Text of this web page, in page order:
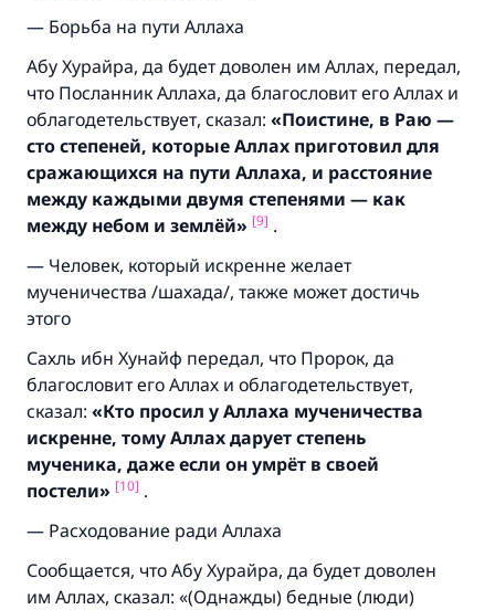
— Борьба на пути Аллаха
Абу Хурайра, да будет доволен им Аллах, передал,
что Посланник Аллаха, да благословит его Аллах и
облагодетельствует, сказал: «Поистине, в Раю —
сто степеней, которые Аллах приготовил для
сражающихся на пути Аллаха, и расстояние
между каждыми двумя степенями — как
между небом и землёй» [9] .
— Человек, который искренне желает
мученичества /шахада/, также может достичь
этого
Сахль ибн Хунайф передал, что Пророк, да
благословит его Аллах и облагодетельствует,
сказал: «Кто просил у Аллаха мученичества
искренне, тому Аллах дарует степень
мученика, даже если он умрёт в своей
постели» [10] .
— Расходование ради Аллаха
Сообщается, что Абу Хурайра, да будет доволен
им Аллах, сказал: «(Однажды) бедные (люди)